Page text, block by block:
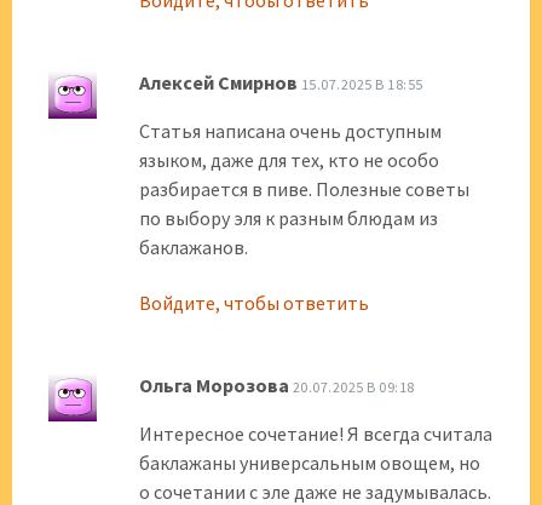
Алексей Смирнов 15.07.2025 В 18:55
Статья написана очень доступным
языком, даже для тех, кто не особо
разбирается в пиве. Полезные советы
по выбору эля к разным блюдам из
баклажанов.
Войдите, чтобы ответить
Ольга Морозова 20.07.2025 В 09:18
Интересное сочетание! Я всегда считала
баклажаны универсальным овощем, но
о сочетании с эле даже не задумывалась.